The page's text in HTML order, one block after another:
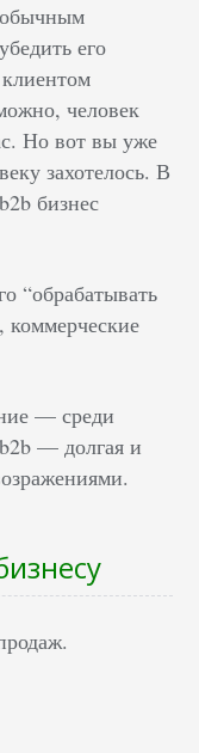
его
человек
Но вот вы уже
захотелось. В
бизнес
“обрабатывать
коммерческие
— среди
— долгая и